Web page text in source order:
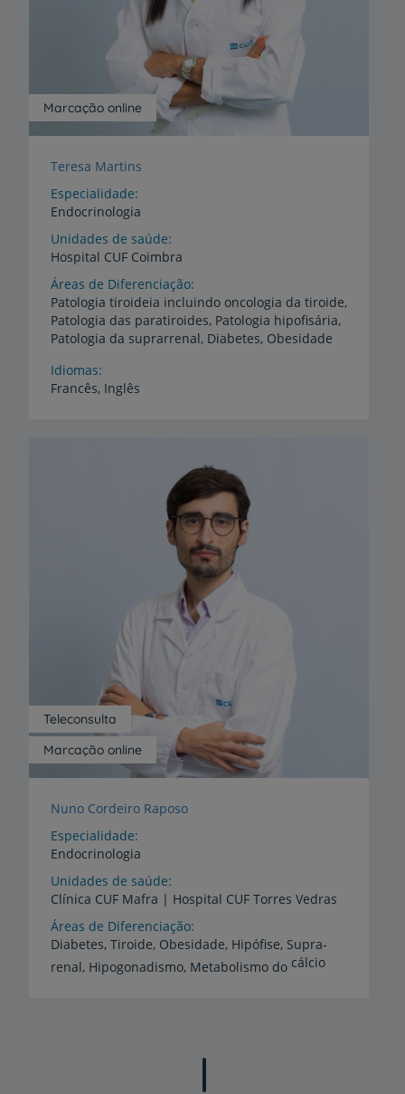
Marcação online
Teresa Martins
Especialidade
Endocrinologia
Unidades de saúde
Hospital CUF Coimbra
Áreas de Diferenciação
Patologia tiroideia incluindo oncologia da tiroide,
Patologia das paratiroides, Patologia hipofisária,
Patologia da suprarrenal, Diabetes, Obesidade
Idiomas
Francês, Inglês
Marcação online
Teleconsulta
Nuno Cordeiro Raposo
Especialidade
Endocrinologia
Unidades de saúde
Clínica CUF Mafra | Hospital CUF Torres Vedras
Áreas de Diferenciação
Diabetes, Tiroide, Obesidade, Hipófise, Supra-
renal, Hipogonadismo, Metabolismo do cálcio